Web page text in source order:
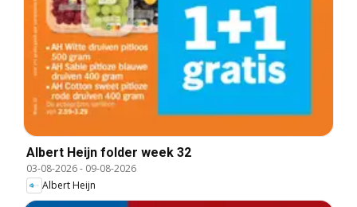
Albert Heijn folder week 32
03-08-2026- 09-08-2026
Albert Heijn